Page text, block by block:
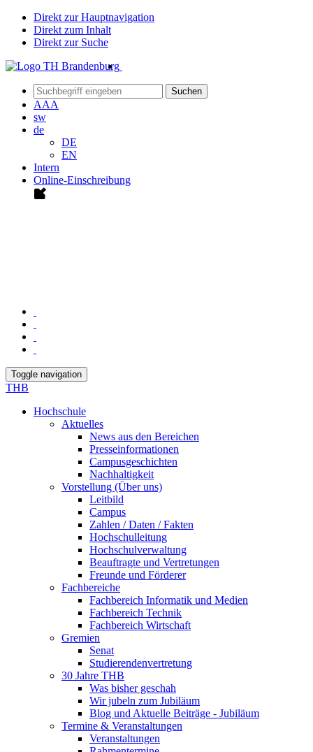
Direkt zur Hauptnavigation
Direkt zum Inhalt
Direkt zur Suche
Suchen
AAA
sw
de
DE
EN
Intern
Online-Einschreibung
Toggle navigation
THB
Hochschule
Aktuelles
News aus den Bereichen
Presseinformationen
Campusgeschichten
Nachhaltigkeit
Vorstellung (Über uns)
Leitbild
Campus
Zahlen / Daten / Fakten
Hochschulleitung
Hochschulverwaltung
Beauftragte und Vertretungen
Freunde und Förderer
Fachbereiche
Fachbereich Informatik und Medien
Fachbereich Technik
Fachbereich Wirtschaft
Gremien
Senat
Studierendenvertretung
30 Jahre THB
Was bisher geschah
Wir jubeln zum Jubiläum
Blog und Aktuelle Beiträge - Jubiläum
Termine & Veranstaltungen
Veranstaltungen